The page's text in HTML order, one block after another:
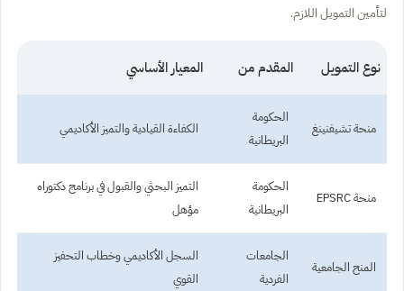
لتأمين التمويل اللازم.
نوع التمويل المقدم من المعيار الأساسي
منحة تشيفنينغ
الحكومة
البريطانية
الكفاءة القيادية والتميز الأكاديمي
منحة EPSRC
الحكومة
البريطانية
التميز البحثي والقبول في برنامج دكتوراه
مؤهل
المنح الجامعية
الجامعات
الفردية
السجل الأكاديمي وخطاب التحفيز
القوي